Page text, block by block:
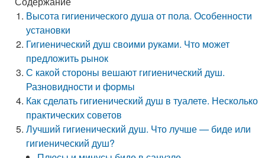
Высота гигиенического душа от пола. Особенности
установки
Гигиенический душ своими руками. Что может
предложить рынок
С какой стороны вешают гигиенический душ.
Разновидности и формы
Как сделать гигиенический душ в туалете. Несколько
практических советов
Лучший гигиенический душ. Что лучше — биде или
гигиенический душ?